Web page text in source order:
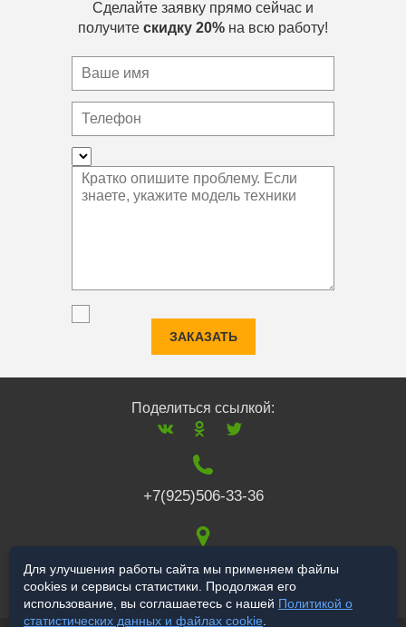
Сделайте заявку прямо сейчас и
получите скидку 20% на всю работу!
ЗАКАЗАТЬ
Поделиться ссылкой:
+7(925)506-33-36
117519,г. Москва,
Варшавское ш., 132
Для улучшения работы сайта мы применяем файлы
cookies и сервисы статистики. Продолжая его
использование, вы соглашаетесь с нашей Политикой о
статистических данных и файлах cookie